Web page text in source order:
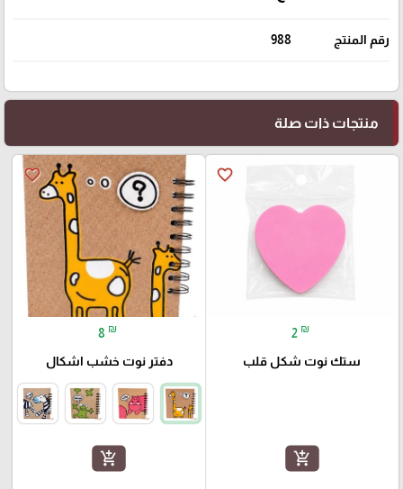
رقم المنتج 988
منتجات ذات صلة
favorite_border
2 ₪
ستك نوت شكل قلب
add_shopping_cart
favorite_border
8 ₪
دفتر نوت خشب اشكال
add_shopping_cart